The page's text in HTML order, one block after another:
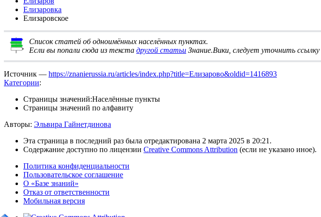
Елизаровка
Елизаровское
Список статей об одноимённых населённых пунктах.
Если вы попали сюда из текста другой статьи Знание.Вики, следует уточнить ссылку
Источник — https://znanierussia.ru/articles/index.php?title=Елизарово&oldid=1416893
Категории:
Страницы значений:Населённые пункты
Страницы значений по алфавиту
Авторы: Эльвира Гайнетдинова
Эта страница в последний раз была отредактирована 2 марта 2025 в 20:21.
Содержание доступно по лицензии Creative Commons Attribution (если не указано иное).
Политика конфиденциальности
Пользовательское соглашение
О «Базе знаний»
Отказ от ответственности
Мобильная версия